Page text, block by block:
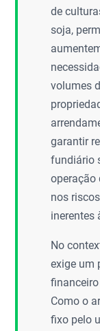
de
soja,
volumes
garantir
fundiário
operação
nos
inerentes
No
exige um
Como o
fixo pelo